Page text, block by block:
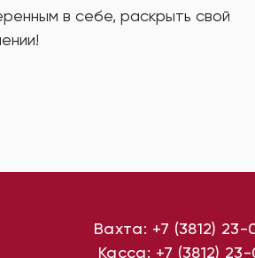
в себе, раскрыть свой
Вахта: +7 (3812)
Касса: +7 (3812)